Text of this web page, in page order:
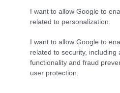
I want to allow Google to
related to personalization.
I want to allow Google to
related to security, including
functionality and fraud
user protection.